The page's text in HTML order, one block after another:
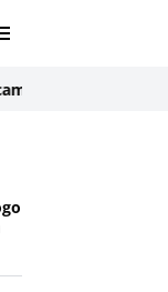
Pertanian: